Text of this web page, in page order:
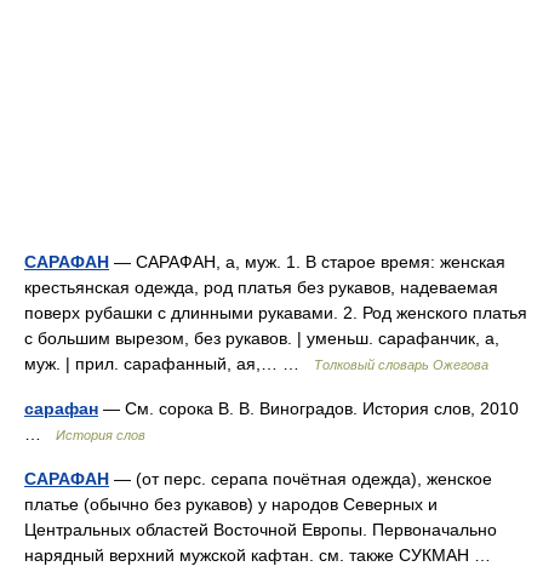
САРАФАН — САРАФАН, а, муж. 1. В старое время: женская
крестьянская одежда, род платья без рукавов, надеваемая
поверх рубашки с длинными рукавами. 2. Род женского платья
с большим вырезом, без рукавов. | уменьш. сарафанчик, а,
муж. | прил. сарафанный, ая,… …
Толковый словарь Ожегова
сарафан — См. сорока В. В. Виноградов. История слов, 2010
История слов
САРАФАН — (от перс. серапа почётная одежда), женское
платье (обычно без рукавов) у народов Северных и
Центральных областей Восточной Европы. Первоначально
нарядный верхний мужской кафтан. см. также СУКМАН …